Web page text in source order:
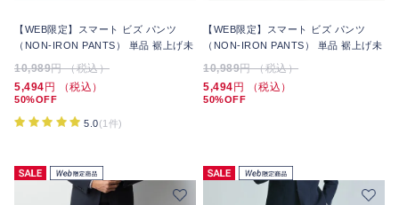
【WEB限定】スマート ビズ パンツ
（NON-IRON PANTS） 単品 裾上げ未
10,989円 （税込）
5,494円 （税込）
50%OFF
5.0(1件)
【WEB限定】スマート ビズ パンツ
（NON-IRON PANTS） 単品 裾上げ未
10,989円 （税込）
5,494円 （税込）
50%OFF